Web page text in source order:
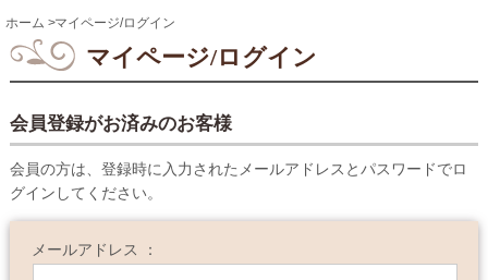
ホーム >マイページ/ログイン
マイページ/ログイン
会員登録がお済みのお客様
会員の方は、登録時に入力されたメールアドレスとパスワードでロ
グインしてください。
メールアドレス ：